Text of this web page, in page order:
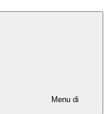
Menu di